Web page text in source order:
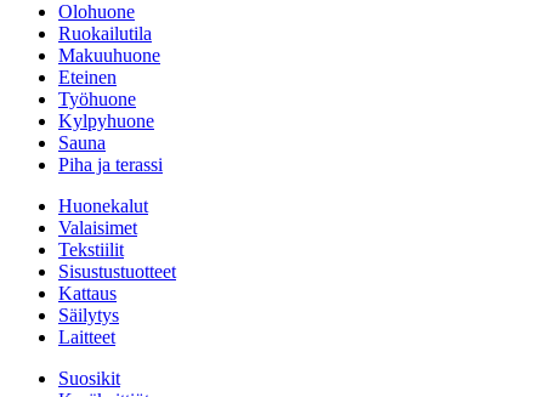
Olohuone
Ruokailutila
Makuuhuone
Eteinen
Työhuone
Kylpyhuone
Sauna
Piha ja terassi
Huonekalut
Valaisimet
Tekstiilit
Sisustustuotteet
Kattaus
Säilytys
Laitteet
Suosikit